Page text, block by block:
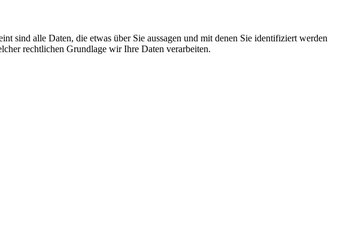
sind alle Daten, die etwas über Sie aussagen und mit denen Sie identifiziert werden
rechtlichen Grundlage wir Ihre Daten verarbeiten.